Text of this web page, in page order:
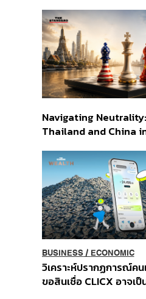
ส่วนยุทธศาสตร์ไทย –
อินโดนีเซีย
Navigating Neutrality:
Thailand and China
Order
BUSINESS/ ECONOMIC
วิเคราะห์ปรากฏการณ์ค
ขอสินเชื่อ CLICX อาจเป็